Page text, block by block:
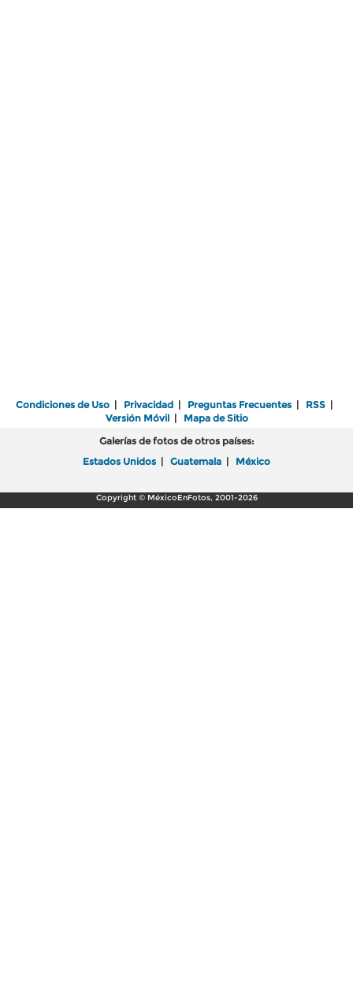
Condiciones de Uso | Privacidad | Preguntas Frecuentes | RSS |
Versión Móvil| Mapa de Sitio
Galerías de fotos de otros países:
Estados Unidos | Guatemala | México
Copyright © MéxicoEnFotos, 2001-2026